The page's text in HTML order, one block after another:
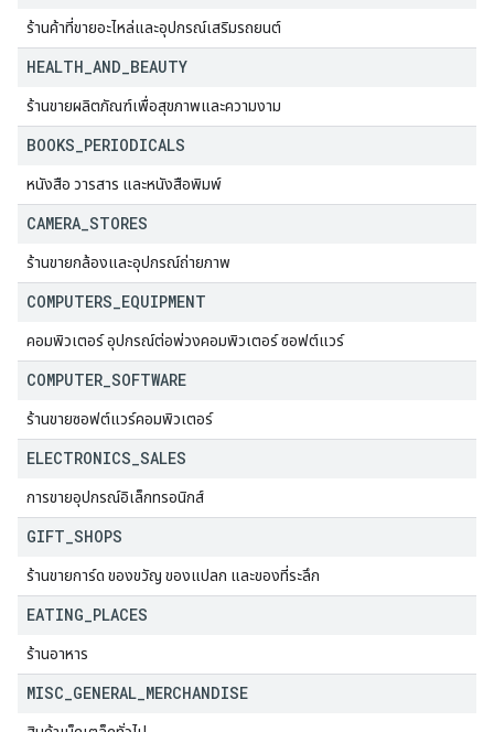
ร้านค้าที่ขายอะไหล่และอุปกรณ์เสริมรถยนต์
HEALTH AND BEAUTY
ร้านขายผลิตภัณฑ์เพื่อสุขภาพและความงาม
BOOKS PERIODICALS
หนังสือ วารสาร และหนังสือพิมพ์
CAMERA STORES
ร้านขายกล้องและอุปกรณ์ถ่ายภาพ
COMPUTERS EQUIPMENT
คอมพิวเตอร์ อุปกรณ์ต่อพ่วงคอมพิวเตอร์ ซอฟต์แวร์
COMPUTER SOFTWARE
ร้านขายซอฟต์แวร์คอมพิวเตอร์
ELECTRONICS SALES
การขายอุปกรณ์อิเล็กทรอนิกส์
GIFT SHOPS
ร้านขายการ์ด ของขวัญ ของแปลก และของที่ระลึก
EATING PLACES
ร้านอาหาร
MISC GENERAL MERCHANDISE